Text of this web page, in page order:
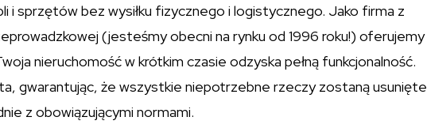
i sprzętów bez wysiłku fizycznego i logistycznego. Jako firma z
(jesteśmy obecni na rynku od 1996 roku!) oferujemy
nieruchomość w krótkim czasie odzyska pełną funkcjonalność.
gwarantując, że wszystkie niepotrzebne rzeczy zostaną usunięte
z obowiązującymi normami.